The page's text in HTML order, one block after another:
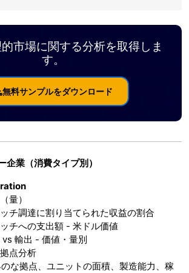
市場に関する分析を取得しま
す。
無料サンプルをダウンロード
企業（消費タイプ別）
量）
チ調達に割り当てられた収益の割合
チへの支出額 - 米ドル価値
vs 輸出 - 価値・量別
点分析
な拠点、ユニットの面積、製造能力、稼